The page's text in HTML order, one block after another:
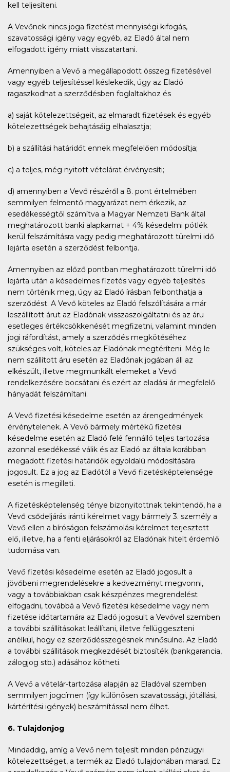
kell teljesíteni.
A Vevőnek nincs joga fizetést mennyiségi kifogás,
szavatossági igény vagy egyéb, az Eladó által nem
elfogadott igény miatt visszatartani.
Amennyiben a Vevő a megállapodott összeg fizetésével
vagy egyéb teljesítéssel késlekedik, úgy az Eladó
ragaszkodhat a szerződésben foglaltakhoz és
a) saját kötelezettségeit, az elmaradt fizetések és egyéb
kötelezettségek behajtásáig elhalasztja;
b) a szállítási határidőt ennek megfelelően módosítja;
c) a teljes, még nyitott vételárat érvényesíti;
d) amennyiben a Vevő részéről a 8. pont értelmében
semmilyen felmentő magyarázat nem érkezik, az
esedékességtől számítva a Magyar Nemzeti Bank által
meghatározott banki alapkamat + 4% késedelmi pótlék
kerül felszámításra vagy pedig meghatározott türelmi idő
lejárta esetén a szerződést felbontja.
Amennyiben az előző pontban meghatározott türelmi idő
lejárta után a késedelmes fizetés vagy egyéb teljesítés
nem történik meg, úgy az Eladó írásban felbonthatja a
szerződést. A Vevő köteles az Eladó felszólítására a már
leszállított árut az Eladónak visszaszolgáltatni és az áru
esetleges értékcsökkenését megfizetni, valamint minden
jogi ráfordítást, amely a szerződés megkötéséhez
szükséges volt, köteles az Eladónak megtéríteni. Még le
nem szállított áru esetén az Eladónak jogában áll az
elkészült, illetve megmunkált elemeket a Vevő
rendelkezésére bocsátani és ezért az eladási ár megfelelő
hányadát felszámítani.
A Vevő fizetési késedelme esetén az árengedmények
érvénytelenek. A Vevő bármely mértékű fizetési
késedelme esetén az Eladó felé fennálló teljes tartozása
azonnal esedékessé válik és az Eladó az általa korábban
megadott fizetési határidők egyoldalú módosítására
jogosult. Ez a jog az Eladótól a Vevő fizetésképtelensége
esetén is megilleti.
A fizetésképtelenség ténye bizonyitottnak tekintendő, ha a
Vevő csődeljárás iránti kérelmet vagy bármely 3. személy a
Vevő ellen a bíróságon felszámolási kérelmet terjesztett
elő, illetve, ha a fenti eljárásokról az Eladónak hitelt érdemlő
tudomása van.
Vevő fizetési késedelme esetén az Eladó jogosult a
jövőbeni megrendelésekre a kedvezményt megvonni,
vagy a továbbiakban csak készpénzes megrendelést
elfogadni, továbbá a Vevő fizetési késedelme vagy nem
fizetése időtartamára az Eladó jogosult a Vevővel szemben
a további szállításokat leállítani, illetve fellüggeszteni
anélkül, hogy ez szerződésszegésnek minősülne. Az Eladó
a további szállitások megkezdését biztosíték (bankgarancia,
zálogjog stb.) adásához kötheti.
A Vevő a vételár-tartozása alapján az Eladóval szemben
semmilyen jogcímen (így különösen szavatossági, jótállási,
kártérítési igények) beszámítással nem élhet.
6. Tulajdonjog
Mindaddig, amíg a Vevő nem teljesít minden pénzügyi
kötelezettséget, a termék az Eladó tulajdonában marad. Ez